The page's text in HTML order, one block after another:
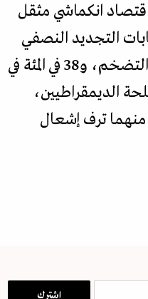
انكماشي مثقل
ترمب لانتخابات التجديد النصفي
في نوفمبر/تشرين الثاني، وسط تراجع واضح في شعبيته: 30 في المئة فقط يؤيدون أداءه في ملف التضخم، و38 في المئة في
الديمقراطيين،
أي منهما ترف إشعال